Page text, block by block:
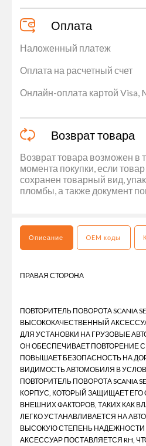
Оплата
Наложенный платеж
Оплата на расчетный счет
Онлайн-оплата картой Visa,
Возврат товара
Возврат товара возможен в
момента покупки, если
сохранен товарный вид,
пломбы, а также документ
Описание OEM коды
ПРАВАЯ СТОРОНА
ПОВТОРИТЕЛЬ ПОВОРОТА SCANIA
ВЫСОКОКАЧЕСТВЕННЫЙ
ДЛЯ УСТАНОВКИ НА ГРУЗОВЫЕ
ОН ОБЕСПЕЧИВАЕТ ПОВТОРЕНИЕ
ПОВЫШАЕТ БЕЗОПАСНОСТЬ НА
ВИДИМОСТЬ АВТОМОБИЛЯ В
ПОВТОРИТЕЛЬ ПОВОРОТА SCANIA
КОРПУС, КОТОРЫЙ ЗАЩИЩАЕТ ЕГО
ВНЕШНИХ ФАКТОРОВ, ТАКИХ КАК
ЛЕГКО УСТАНАВЛИВАЕТСЯ НА
ВЫСОКУЮ СТЕПЕНЬ НАДЕЖНОСТИ
АКСЕССУАР ПОСТАВЛЯЕТСЯ RH,